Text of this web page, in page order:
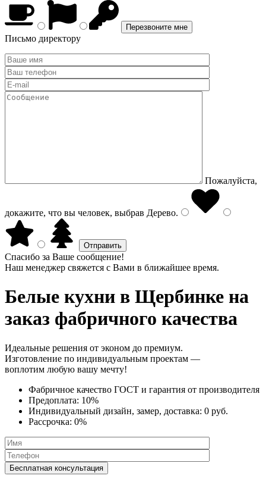
Письмо директору
Пожалуйста,
докажите, что вы человек, выбрав Дерево.
Спасибо за Ваше сообщение!
Наш менеджер свяжется с Вами в ближайшее время.
Белые кухни в Щербинке на
заказ фабричного качества
Идеальные решения от эконом до премиум.
Изготовление по индивидуальным проектам —
воплотим любую вашу мечту!
Фабричное качество ГОСТ и гарантия от производителя
Предоплата: 10%
Индивидуальный дизайн, замер, доставка: 0 руб.
Рассрочка: 0%